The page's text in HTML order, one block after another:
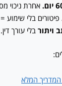
אחרת ניכוי
פיטורים בלי שימוע
ויתור בלי עורך דין.